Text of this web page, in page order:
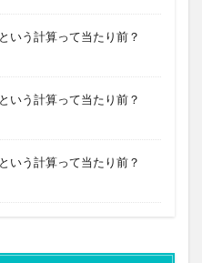
いう計算って当たり前？
いう計算って当たり前？
いう計算って当たり前？